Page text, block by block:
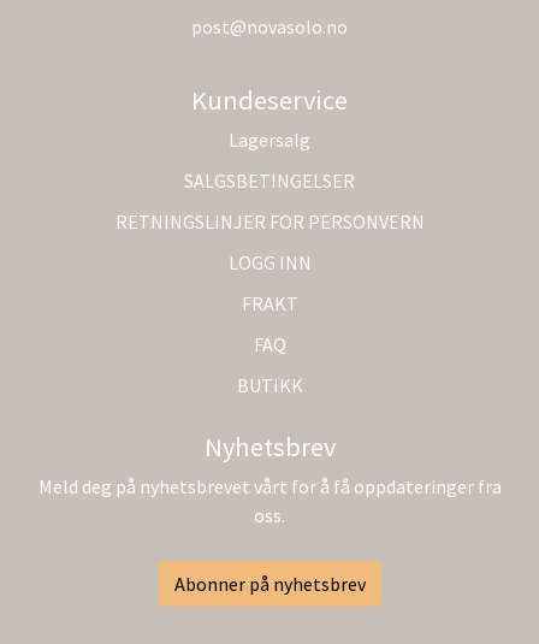
post@novasolo.no
Kundeservice
Lagersalg
SALGSBETINGELSER
RETNINGSLINJER FOR PERSONVERN
LOGG INN
FRAKT
FAQ
BUTIKK
Nyhetsbrev
Meld deg på nyhetsbrevet vårt for å få oppdateringer fra
oss.
Abonner på nyhetsbrev